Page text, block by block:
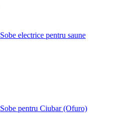
Sobe electrice pentru saune
Sobe pentru Ciubar (Ofuro)